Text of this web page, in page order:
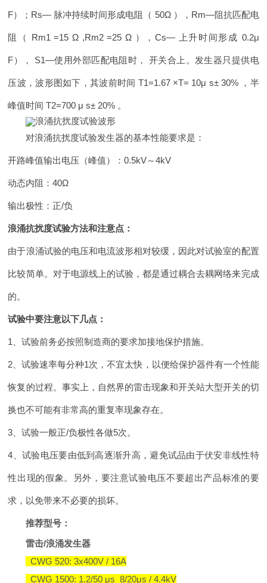
F）；Rs— 脉冲持续时间形成电阻（ 50Ω ），Rm—阻抗匹配电
阻（ Rm1 =15 Ω ,Rm2 =25 Ω ），Cs— 上升时间形成 0.2μ
F）， S1—使用外部匹配电阻时， 开关合上。发生器只提供电
压波，波形图如下，其波前时间 T1=1.67 ×T= 10μ s± 30% ，半
峰值时间 T2=700 μ s± 20% 。
对浪涌抗扰度试验发生器的基本性能要求是：
开路峰值输出电压（峰值）：0.5kV～4kV
动态内阻：40Ω
输出极性：正/负
浪涌抗扰度试验方法和注意点：
由于浪涌试验的电压和电流波形相对较缓，因此对试验室的配置
比较简单。对于电源线上的试验，都是通过耦合去耦网络来完成
的。
试验中要注意以下几点：
1、试验前务必按照制造商的要求加接地保护措施。
2、试验速率每分种1次，不宜太快，以便给保护器件有一个性能
恢复的过程。事实上，自然界的雷击现象和开关站大型开关的切
换也不可能有非常高的重复率现象存在。
3、试验一般正/负极性各做5次。
4、试验电压要由低到高逐渐升高，避免试品由于伏安非线性特
性出现的假象。另外，要注意试验电压不要超出产品标准的要
求，以免带来不必要的损坏。
推荐型号：
雷击/浪涌发生器
CWG 520: 3x400V / 16A
CWG 1500: 1.2/50 μs_8/20μs / 4.4kV